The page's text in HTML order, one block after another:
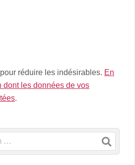
réduire les indésirables. En
dont les données de vos
.